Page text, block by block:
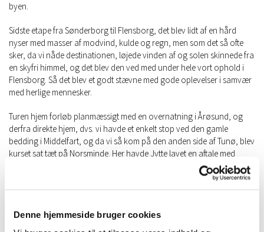
Denne hjemmeside bruger cookies
byen.
Sidste etape fra Sønderborg til Flensborg, det blev lidt af en hård
nyser med masser af modvind, kulde og regn, men som det så ofte
sker, da vi nåde destinationen, løjede vinden af og solen skinnede fra
en skyfri himmel, og det blev den ved med under hele vort ophold i
Flensborg. Så det blev et godt stævne med gode oplevelser i samvær
med herlige mennesker.
Turen hjem forløb planmæssigt med en overnatning i Årøsund, og
derfra direkte hjem, dvs. vi havde et enkelt stop ved den gamle
bedding i Middelfart, og da vi så kom på den anden side af Tunø, blev
kurset sat tæt på Norsminde. Her havde Jytte lavet en aftale med
Norsminde Kro, der gik ud på at bespise os med varme
fiskefrikadeller, én af kroens specialiteter, et par sømil ude. Og ganske
rigtigt et par sømil fra land kom diner transportable sejlende ud til os.
Første weekend i juli var der den tilbagevendende Havnefest i